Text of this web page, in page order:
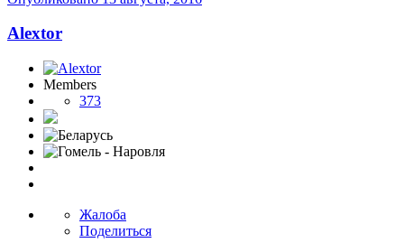
Alextor
Members
373
Жалоба
Поделиться